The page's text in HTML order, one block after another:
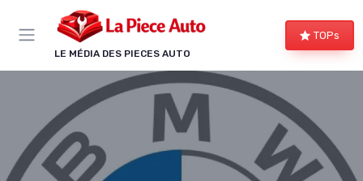
LE MÉDIA DES PIECES AUTO
TOPs
Panneau de gestion des cookies